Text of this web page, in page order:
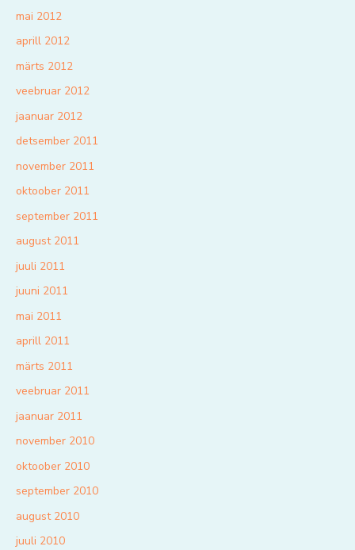
mai 2012
aprill 2012
märts 2012
veebruar 2012
jaanuar 2012
detsember 2011
november 2011
oktoober 2011
september 2011
august 2011
juuli 2011
juuni 2011
mai 2011
aprill 2011
märts 2011
veebruar 2011
jaanuar 2011
november 2010
oktoober 2010
september 2010
august 2010
juuli 2010